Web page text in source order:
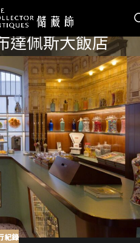
達佩斯大飯店
紀錄